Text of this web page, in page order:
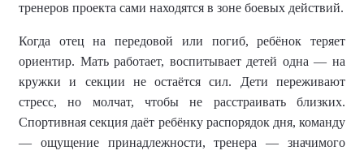
тренеров проекта сами находятся в зоне боевых действий.
Когда отец на передовой или погиб, ребёнок теряет
ориентир. Мать работает, воспитывает детей одна — на
кружки и секции не остаётся сил. Дети переживают
стресс, но молчат, чтобы не расстраивать близких.
Спортивная секция даёт ребёнку распорядок дня, команду
— ощущение принадлежности, тренера — значимого